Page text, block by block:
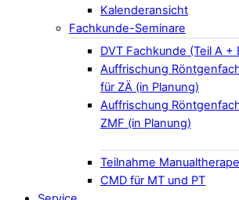
Kalenderansicht
Fachkunde-Seminare
DVT Fachkunde (Teil A +
Auffrischung
für ZÄ (in Planung)
Auffrischung
ZMF (in Planung)
Teilnahme
CMD für MT und PT